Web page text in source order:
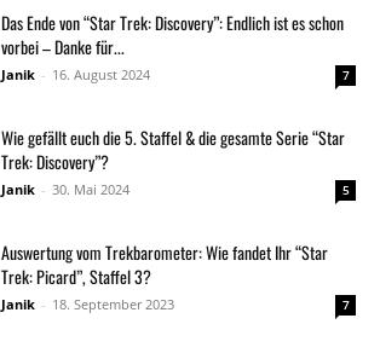
Das Ende von “Star Trek: Discovery”: Endlich ist es schon
vorbei – Danke für...
Janik - 16. August 2024 7
Wie gefällt euch die 5. Staffel & die gesamte Serie “Star
Trek: Discovery”?
Janik - 30. Mai 2024 5
Auswertung vom Trekbarometer: Wie fandet Ihr “Star
Trek: Picard”, Staffel 3?
Janik - 18. September 2023 7